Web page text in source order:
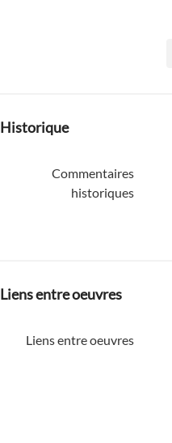
Historique
Commentaires
historiques
Liens entre oeuvres
Liens entre oeuvres